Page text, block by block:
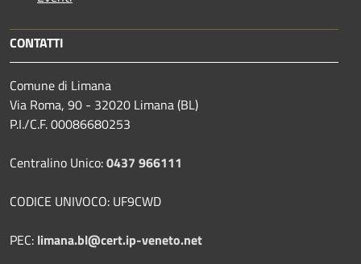
CONTATTI
Comune di Limana
Via Roma, 90 - 32020 Limana (BL)
P.I./C.F. 00086680253
Centralino Unico:0437 966111
CODICE UNIVOCO: UF9CWD
PEC: limana.bl@cert.ip-veneto.net